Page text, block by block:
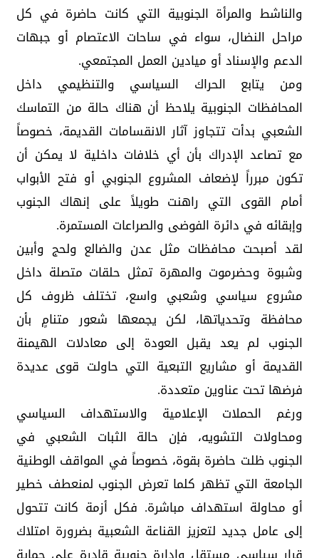
والناشط والمرأة الجنوبية التي كانت حاضرة في كل
مراحل النضال، سواء في ساحات الاعتصام أو جبهات
الدعم والإسناد أو ميادين العمل المجتمعي.
ومن يتابع الحراك السياسي والتنظيمي داخل
المحافظات الجنوبية يلاحظ أن هناك حالة من التماسك
الشعبي بدأت تتجاوز آثار الانقسامات القديمة، خصوصاً
مع تصاعد الإدراك بأن أي خلافات داخلية لا يمكن أن
تكون مبرراً لإضعاف المشروع الجنوبي أو فتح الأبواب
أمام القوى التي راهنت طويلاً على إنهاك الجنوب
وإبقائه في دائرة الفوضى والصراعات المستمرة.
لقد أصبحت محافظات مثل عدن والضالع ولحج وأبين
وشبوة وحضرموت والمهرة تمثل حلقات متصلة داخل
مشروع سياسي وشعبي واسع، تختلف ظروف كل
محافظة وتحدياتها، لكن يجمعها شعور متنامٍ بأن
الجنوب لم يعد يقبل العودة إلى معادلات الهيمنة
القديمة أو مشاريع التبعية التي حاولت قوى عديدة
فرضها تحت عناوين متعددة.
ورغم الحملات الإعلامية والاستهداف السياسي
ومحاولات التشويه، فإن حالة الثبات الشعبي في
الجنوب ظلت حاضرة بقوة، خصوصاً في المواقف الوطنية
الجامعة التي تظهر كلما تعرض الجنوب لمنعطف خطير
أو محاولة استهداف مباشرة. فكل أزمة كانت تتحول
إلى عامل جديد لتعزيز القناعة الشعبية بضرورة امتلاك